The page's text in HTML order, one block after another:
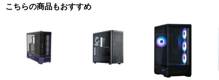
こちらの商品もおすすめ